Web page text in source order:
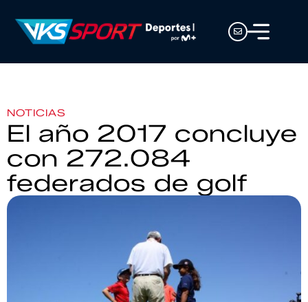
NOTICIAS
El año 2017 concluye
con 272.084
federados de golf